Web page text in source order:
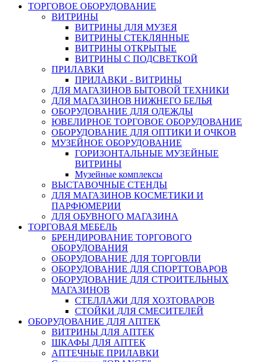
ТОРГОВОЕ ОБОРУДОВАНИЕ
ВИТРИНЫ
ВИТРИНЫ ДЛЯ МУЗЕЯ
ВИТРИНЫ СТЕКЛЯННЫЕ
ВИТРИНЫ ОТКРЫТЫЕ
ВИТРИНЫ С ПОДСВЕТКОЙ
ПРИЛАВКИ
ПРИЛАВКИ - ВИТРИНЫ
ДЛЯ МАГАЗИНОВ БЫТОВОЙ ТЕХНИКИ
ДЛЯ МАГАЗИНОВ НИЖНЕГО БЕЛЬЯ
ОБОРУДОВАНИЕ ДЛЯ ОДЕЖДЫ
ЮВЕЛИРНОЕ ТОРГОВОЕ ОБОРУДОВАНИЕ
ОБОРУДОВАНИЕ ДЛЯ ОПТИКИ И ОЧКОВ
МУЗЕЙНОЕ ОБОРУДОВАНИЕ
ГОРИЗОНТАЛЬНЫЕ МУЗЕЙНЫЕ
ВИТРИНЫ
Музейные комплексы
ВЫСТАВОЧНЫЕ СТЕНДЫ
ДЛЯ МАГАЗИНОВ КОСМЕТИКИ И
ПАРФЮМЕРИИ
ДЛЯ ОБУВНОГО МАГАЗИНА
ТОРГОВАЯ МЕБЕЛЬ
БРЕНДИРОВАНИЕ ТОРГОВОГО
ОБОРУДОВАНИЯ
ОБОРУДОВАНИЕ ДЛЯ ТОРГОВЛИ
ОБОРУДОВАНИЕ ДЛЯ СПОРТТОВАРОВ
ОБОРУДОВАНИЕ ДЛЯ СТРОИТЕЛЬНЫХ
МАГАЗИНОВ
СТЕЛЛАЖИ ДЛЯ ХОЗТОВАРОВ
СТОЙКИ ДЛЯ СМЕСИТЕЛЕЙ
ОБОРУДОВАНИЕ ДЛЯ АПТЕК
ВИТРИНЫ ДЛЯ АПТЕК
ШКАФЫ ДЛЯ АПТЕК
АПТЕЧНЫЕ ПРИЛАВКИ